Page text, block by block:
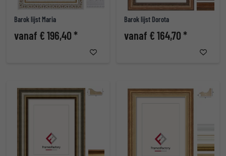
Barok lijst Maria
vanaf € 196,40 *
Barok lijst Dorota
vanaf € 164,70 *